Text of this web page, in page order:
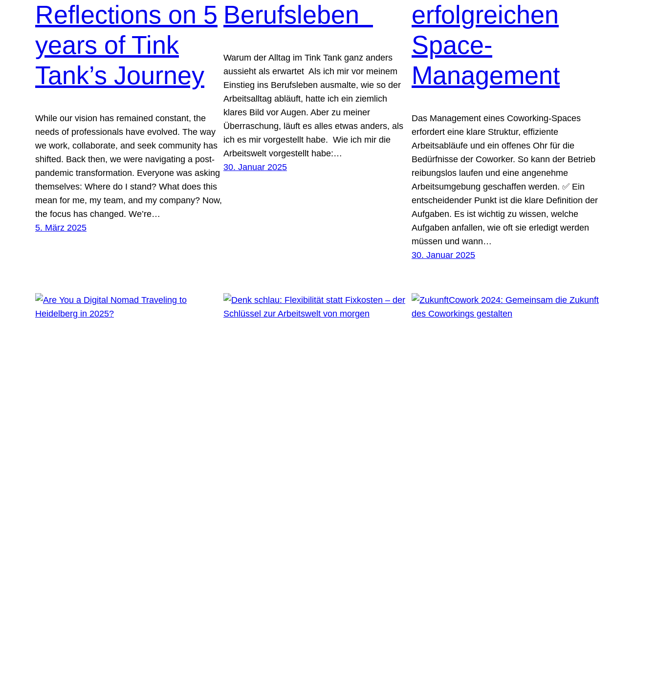
Reflections on 5
years of Tink
Tank’s Journey
While our vision has remained constant, the
needs of professionals have evolved. The way
we work, collaborate, and seek community has
shifted. Back then, we were navigating a post-
pandemic transformation. Everyone was asking
themselves: Where do I stand? What does this
mean for me, my team, and my company? Now,
the focus has changed. We’re…
5. März 2025
Berufsleben
Warum der Alltag im Tink Tank ganz anders
aussieht als erwartet Als ich mir vor meinem
Einstieg ins Berufsleben ausmalte, wie so der
Arbeitsalltag abläuft, hatte ich ein ziemlich
klares Bild vor Augen. Aber zu meiner
Überraschung, läuft es alles etwas anders, als
ich es mir vorgestellt habe. Wie ich mir die
Arbeitswelt vorgestellt habe:…
30. Januar 2025
erfolgreichen
Space-
Management
Das Management eines Coworking-Spaces
erfordert eine klare Struktur, effiziente
Arbeitsabläufe und ein offenes Ohr für die
Bedürfnisse der Coworker. So kann der Betrieb
reibungslos laufen und eine angenehme
Arbeitsumgebung geschaffen werden. ✅ Ein
entscheidender Punkt ist die klare Definition der
Aufgaben. Es ist wichtig zu wissen, welche
Aufgaben anfallen, wie oft sie erledigt werden
müssen und wann…
30. Januar 2025